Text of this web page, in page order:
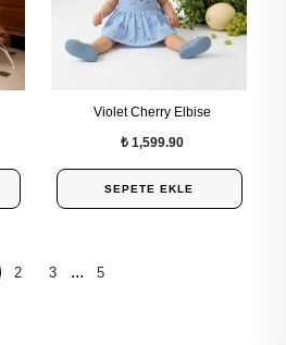
Violet Cherry Elbise
₺ 1,599.90
SEPETE EKLE
2 3 ... 5